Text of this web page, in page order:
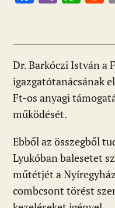
b
o
o
k
s
A
p
p
t
Dr. Barkóczi István a
igazgatótanácsának
Ft-os anyagi
működését.
Ebből az összegből
Lyukóban balesetet
műtétjét a
combcsont törést